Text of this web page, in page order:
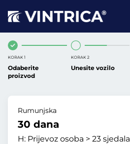
KORAK 1
Odaberite
proizvod
KORAK 2
Unesite vozilo
Rumunjska
30 dana
H: Prijevoz osoba > 23 sjedala